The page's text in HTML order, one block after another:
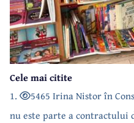
Cele mai citite
1.
5465 Irina Nistor în
nu este parte a contractului